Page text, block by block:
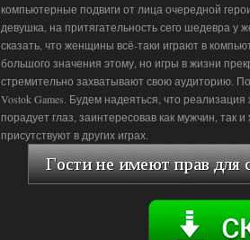
компьютерные подвиги от лица очередной
девушка, на притягательность сего шедевра у
сказать, что женщины всё-таки играют в
большого значения этому, но игры в жизни
стремительно захватывают свою аудиторию.
Vostok Games. Будем надеяться, что
порадует глаз, заинтересовав как мужчин,
присутствуют в других играх.